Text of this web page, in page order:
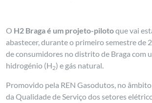
O H2 Braga é um projeto-pilotoque vai
abastecer, durante o primeiro semestre de
de consumidores no distrito de Braga com
hidrogénio (H2) e gás natural.
Promovido pela REN Gasodutos, no
da Qualidade de Serviço dos setores